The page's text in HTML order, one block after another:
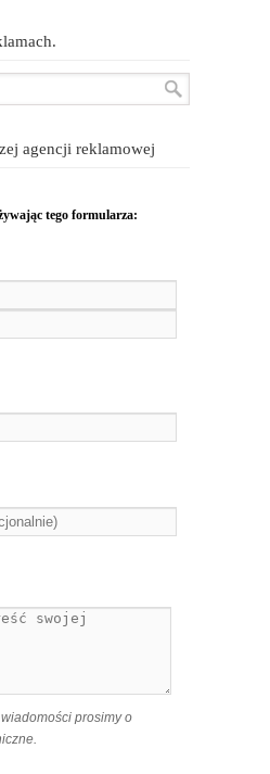
agencji reklamowej
tego formularza:
prosimy o